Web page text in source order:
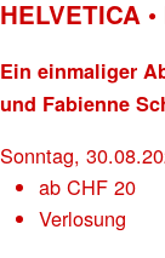
HELVETICA
Ein einmaliger
und Fabienne
Sonntag,
abCHF 20
Verlosung